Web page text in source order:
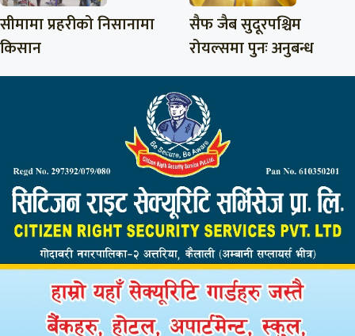
सीमामा प्रहरीको निसानामा
किसान
सैफ जैब सुदूरपश्चिम
रोयल्समा पुनः अनुबन्ध